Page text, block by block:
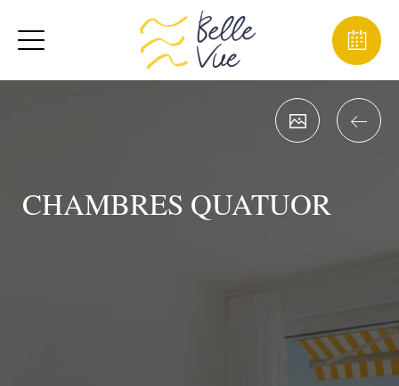
CHAMBRES QUATUOR